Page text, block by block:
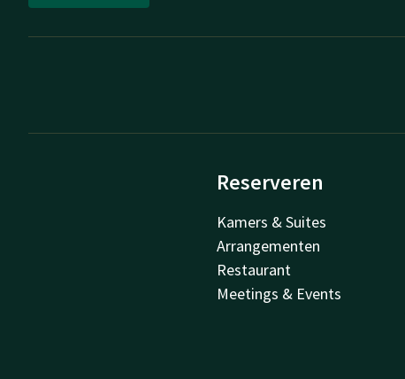
Reserveren
Kamers & Suites
Arrangementen
Restaurant
Meetings & Events